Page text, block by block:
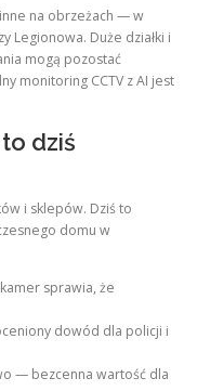
na obrzeżach — w
Legionowa. Duże działki i
mogą pozostać
monitoring CCTV z AI jest
dziś
i sklepów. Dziś to
domu w
sprawia, że
dowód dla policji i
— bezcenna wartość dla